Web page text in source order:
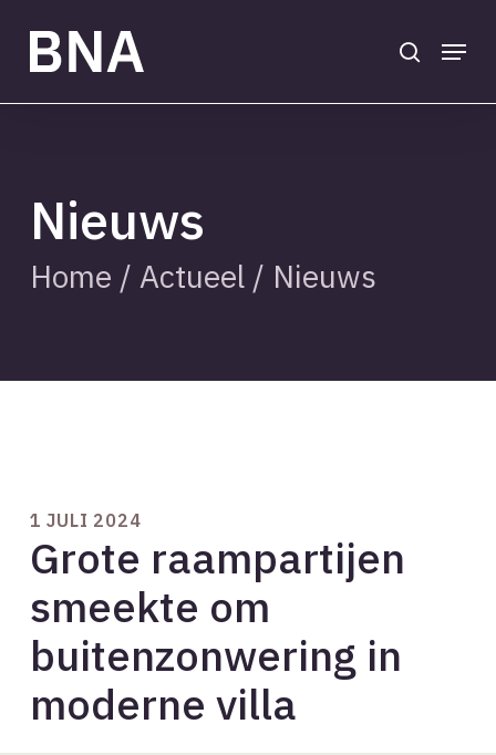
main
Menu
Nieuws
Home / Actueel/ Nieuws
1 JULI 2024
Grote raampartijen
smeekte om
buitenzonwering in
moderne villa
Close